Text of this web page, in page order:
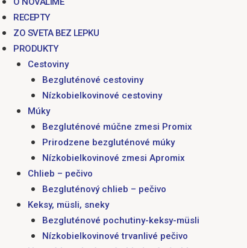
RECEPTY
ZO SVETA BEZ LEPKU
PRODUKTY
Cestoviny
Bezgluténové cestoviny
Nízkobielkovinové cestoviny
Múky
Bezgluténové múčne zmesi Promix
Prirodzene bezgluténové múky
Nízkobielkovinové zmesi Apromix
Chlieb – pečivo
Bezgluténový chlieb – pečivo
Keksy, müsli, sneky
Bezgluténové pochutiny-keksy-müsli
Nízkobielkovinové trvanlivé pečivo